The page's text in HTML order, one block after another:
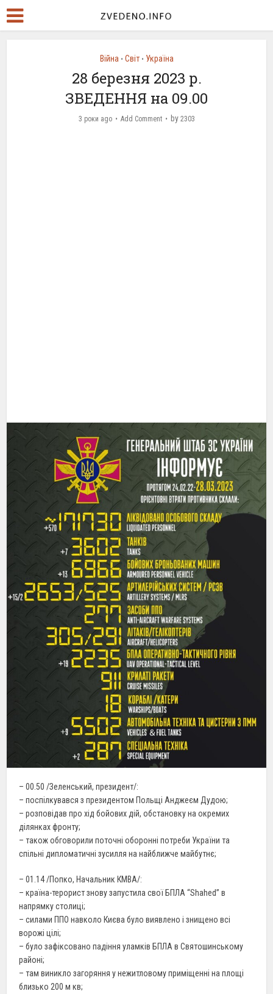
Війна • Світ • Україна
28 березня 2023 р.
ЗВЕДЕННЯ на 09.00
3 роки ago Add Comment by 2303
– 00.50 /Зеленський, президент/:
– поспілкувався з президентом Польщі Анджеєм Дудою;
– розповідав про хід бойових дій, обстановку на окремих
ділянках фронту;
– також обговорили поточні оборонні потреби України та
спільні дипломатичні зусилля на найближче майбутнє;
– 01.14 /Попко, Начальник КМВА/:
– країна-терорист знову запустила свої БПЛА “Shahed” в
напрямку столиці;
– силами ППО навколо Києва було виявлено і знищено всі
ворожі цілі;
– було зафіксовано падіння уламків БПЛА в Святошинському
районі;
– там виникло загоряння у нежитловому приміщенні на площі
близько 200 м кв;